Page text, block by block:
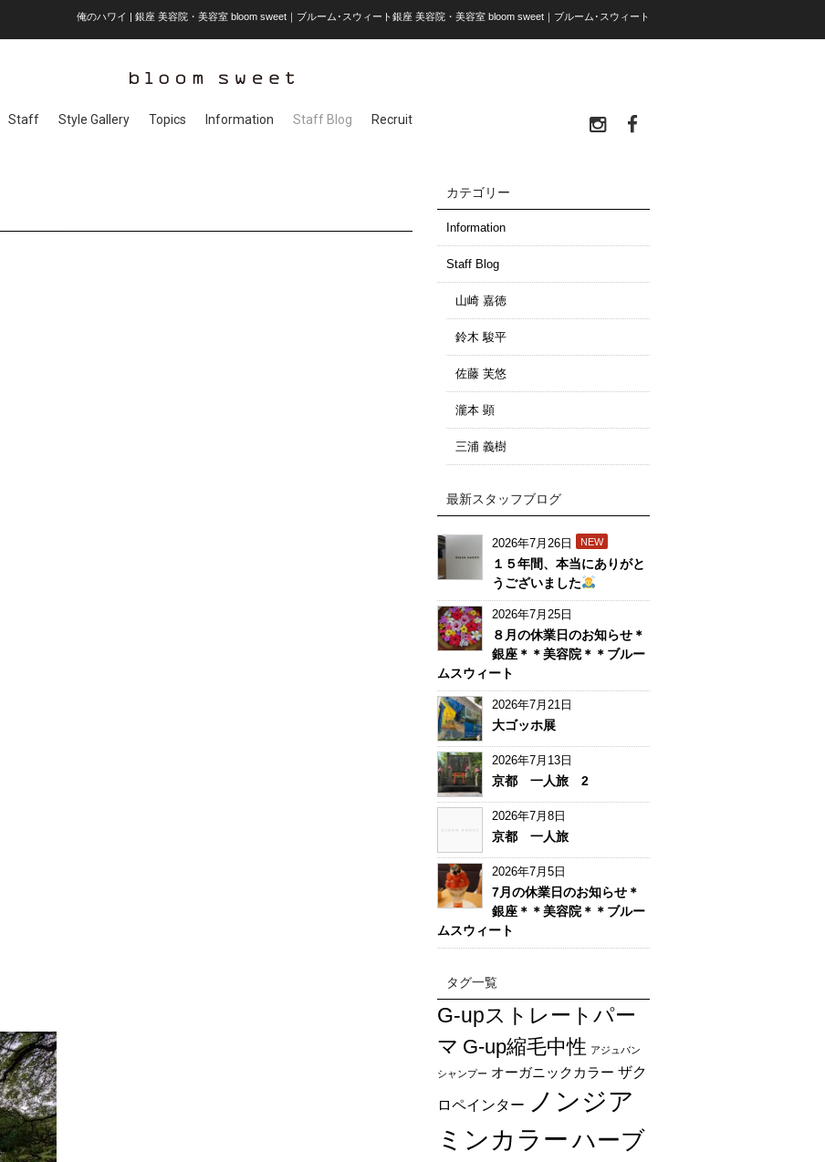
俺のハワイ | 銀座 美容院・美容室 bloom sweet｜ブルーム･スウィート銀座 美容院・美容室 bloom sweet｜ブルーム･スウィート
Staff Style Gallery Topics Information Staff Blog Recruit
カテゴリー
Information
Staff Blog
山崎 嘉徳
鈴木 駿平
佐藤 芙悠
瀧本 顕
三浦 義樹
最新スタッフブログ
2026年7月26日 NEW
１５年間、本当にありがと
うございました
2026年7月25日
８月の休業日のお知らせ＊
銀座＊＊美容院＊＊ブルー
ムスウィート
2026年7月21日
大ゴッホ展
2026年7月13日
京都 一人旅 2
2026年7月8日
京都 一人旅
2026年7月5日
7月の休業日のお知らせ＊
銀座＊＊美容院＊＊ブルー
ムスウィート
タグ一覧
G-upストレートパー
マ G-up縮毛中性 アジュバン
シャンプー オーガニックカラー ザク
ロペインター
ノンジア
ミンカラー ハーブ